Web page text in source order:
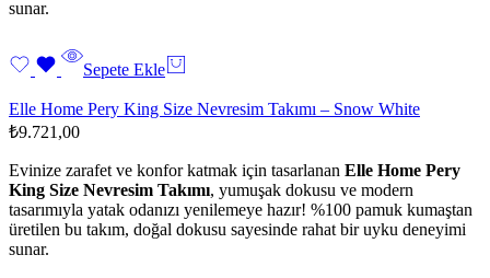
sunar.
Sepete Ekle
Elle Home Pery King Size Nevresim Takımı – Snow White
₺9.721,00
Evinize zarafet ve konfor katmak için tasarlanan Elle Home Pery
King Size Nevresim Takımı, yumuşak dokusu ve modern
tasarımıyla yatak odanızı yenilemeye hazır! %100 pamuk kumaştan
üretilen bu takım, doğal dokusu sayesinde rahat bir uyku deneyimi
sunar.